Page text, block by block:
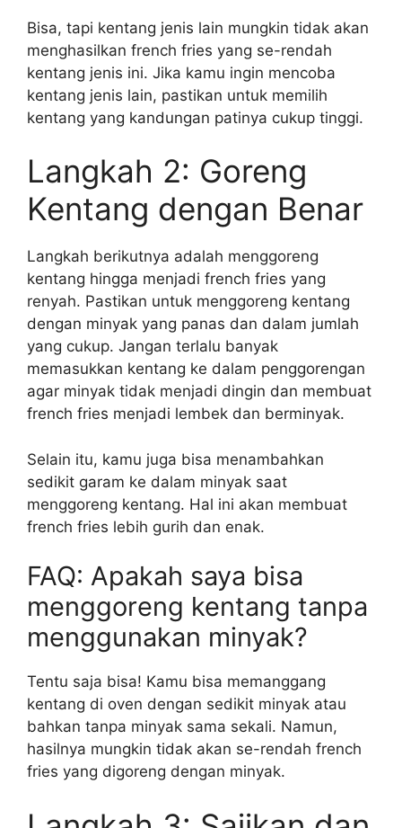
Bisa, tapi kentang jenis lain mungkin tidak akan
menghasilkan french fries yang se-rendah
kentang jenis ini. Jika kamu ingin mencoba
kentang jenis lain, pastikan untuk memilih
kentang yang kandungan patinya cukup tinggi.
Langkah 2: Goreng
Kentang dengan Benar
Langkah berikutnya adalah menggoreng
kentang hingga menjadi french fries yang
renyah. Pastikan untuk menggoreng kentang
dengan minyak yang panas dan dalam jumlah
yang cukup. Jangan terlalu banyak
memasukkan kentang ke dalam penggorengan
agar minyak tidak menjadi dingin dan membuat
french fries menjadi lembek dan berminyak.
Selain itu, kamu juga bisa menambahkan
sedikit garam ke dalam minyak saat
menggoreng kentang. Hal ini akan membuat
french fries lebih gurih dan enak.
FAQ: Apakah saya bisa
menggoreng kentang tanpa
menggunakan minyak?
Tentu saja bisa! Kamu bisa memanggang
kentang di oven dengan sedikit minyak atau
bahkan tanpa minyak sama sekali. Namun,
hasilnya mungkin tidak akan se-rendah french
fries yang digoreng dengan minyak.